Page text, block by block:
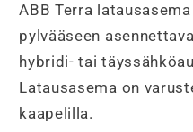
W11-
G5-
R-
0,
kiinteällä
5m
W11-
G5-
R-
ABB Terra
pylvääseen
hybridi- tai
Latausasema on
kaapelilla.